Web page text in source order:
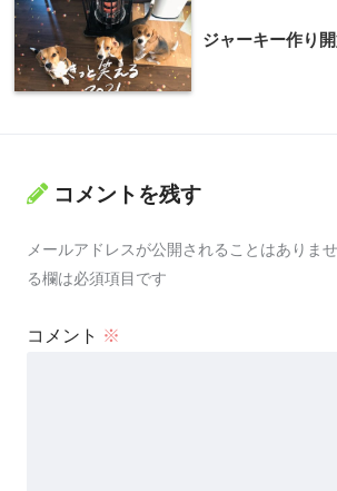
ジャーキー作り開
コメントを残す
メールアドレスが公開されることはありませ
る欄は必須項目です
コメント ※